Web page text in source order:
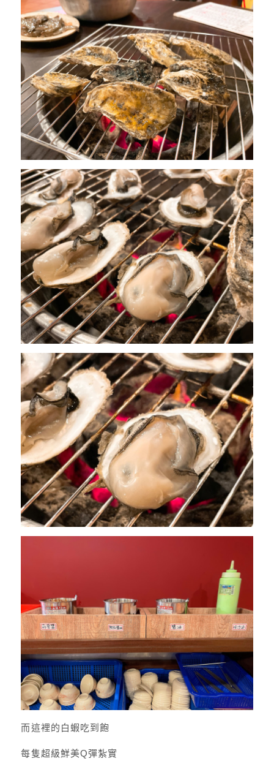
而這裡的白蝦吃到飽
每隻超級鮮美Q彈紮實